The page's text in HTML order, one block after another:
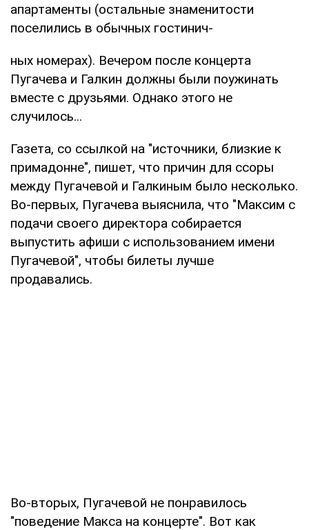
апартаменты (остальные знаменитости
поселились в обычных гостинич-
ных номерах). Вечером после концерта
Пугачева и Галкин должны были поужинать
вместе с друзьями. Однако этого не
случилось...
Газета, со ссылкой на "источники, близкие к
примадонне", пишет, что причин для ссоры
между Пугачевой и Галкиным было несколько.
Во-первых, Пугачева выяснила, что "Максим с
подачи своего директора собирается
выпустить афиши с использованием имени
Пугачевой", чтобы билеты лучше
продавались.
Во-вторых, Пугачевой не понравилось
"поведение Макса на концерте". Вот как